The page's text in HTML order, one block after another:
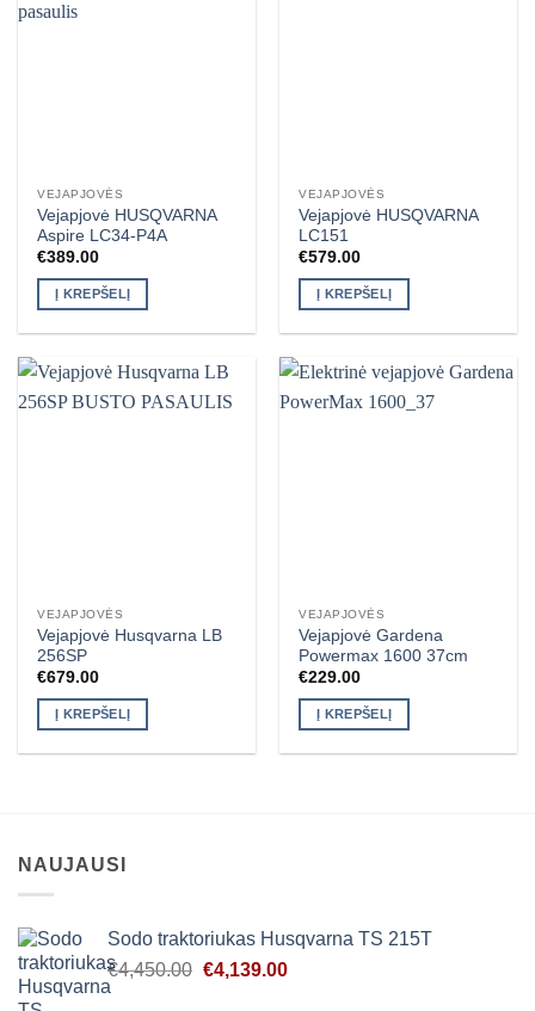
VEJAPJOVĖS
Vejapjovė HUSQVARNA
Aspire LC34-P4A
€389.00
Į KREPŠELĮ
VEJAPJOVĖS
Vejapjovė HUSQVARNA
LC151
€579.00
Į KREPŠELĮ
VEJAPJOVĖS
Vejapjovė Husqvarna LB
256SP
€679.00
Į KREPŠELĮ
VEJAPJOVĖS
Vejapjovė Gardena
Powermax 1600 37cm
€229.00
Į KREPŠELĮ
NAUJAUSI
Sodo traktoriukas Husqvarna TS 215T
€4,450.00 Original
€4,139.00Current